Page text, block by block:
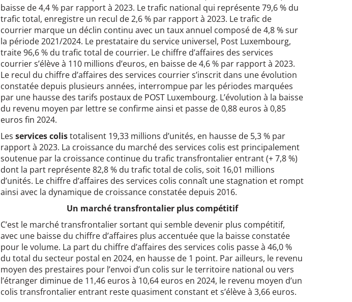
baisse de 4,4 % par rapport à 2023. Le trafic national qui représente 79,6 % du
trafic total, enregistre un recul de 2,6 % par rapport à 2023. Le trafic de
courrier marque un déclin continu avec un taux annuel composé de 4,8 % sur
la période 2021/2024. Le prestataire du service universel, Post Luxembourg,
traite 96,6 % du trafic total de courrier. Le chiffre d’affaires des services
courrier s’élève à 110 millions d’euros, en baisse de 4,6 % par rapport à 2023.
Le recul du chiffre d’affaires des services courrier s’inscrit dans une évolution
constatée depuis plusieurs années, interrompue par les périodes marquées
par une hausse des tarifs postaux de POST Luxembourg. L’évolution à la baisse
du revenu moyen par lettre se confirme ainsi et passe de 0,88 euros à 0,85
euros fin 2024.
Les services colistotalisent 19,33 millions d’unités, en hausse de 5,3 % par
rapport à 2023. La croissance du marché des services colis est principalement
soutenue par la croissance continue du trafic transfrontalier entrant (+ 7,8 %)
dont la part représente 82,8 % du trafic total de colis, soit 16,01 millions
d’unités. Le chiffre d’affaires des services colis connaît une stagnation et rompt
ainsi avec la dynamique de croissance constatée depuis 2016.
Un marché transfrontalier plus compétitif
C’est le marché transfrontalier sortant qui semble devenir plus compétitif,
avec une baisse du chiffre d’affaires plus accentuée que la baisse constatée
pour le volume. La part du chiffre d’affaires des services colis passe à 46,0 %
du total du secteur postal en 2024, en hausse de 1 point. Par ailleurs, le revenu
moyen des prestaires pour l’envoi d’un colis sur le territoire national ou vers
l’étranger diminue de 11,46 euros à 10,64 euros en 2024, le revenu moyen d’un
colis transfrontalier entrant reste quasiment constant et s’élève à 3,66 euros.